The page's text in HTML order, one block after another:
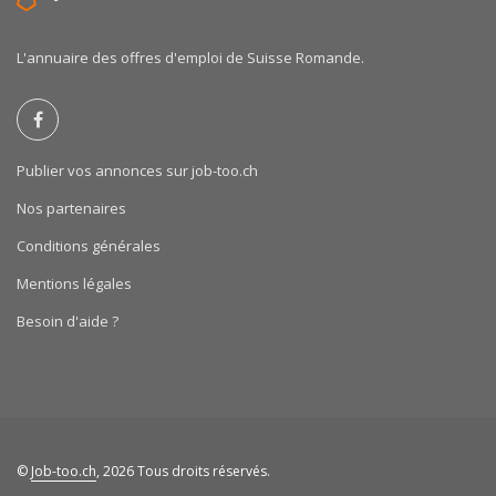
L'annuaire des offres d'emploi de Suisse Romande.
Publier vos annonces sur job-too.ch
Nos partenaires
Conditions générales
Mentions légales
Besoin d'aide ?
© Job-too.ch, 2026 Tous droits réservés.